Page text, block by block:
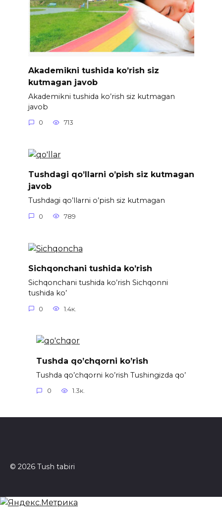
Akademikni tushida ko’rish siz
kutmagan javob
Akademikni tushida ko’rish siz kutmagan
javob
0 713
Tushdagi qo’llarni o’pish siz kutmagan
javob
Tushdagi qo’llarni o’pish siz kutmagan
0 789
Sichqonchani tushida ko’rish
Sichqonchani tushida ko’rish Sichqonni
tushida ko’
0 1.4к.
Tushda qo’chqorni ko’rish
Tushda qo’chqorni ko’rish Tushingizda qo’
0 1.3к.
© 2026 Tush tabiri